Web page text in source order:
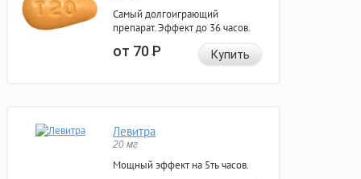
Самый долгоиграющий
препарат. Эффект до 36 часов.
от 70Р Купить
Левитра
20 мг
Мощный эффект на 5ть часов.